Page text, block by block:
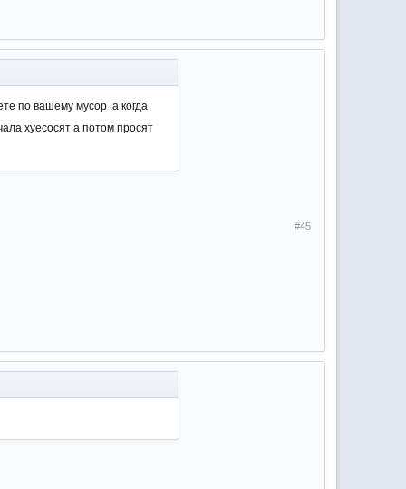
по вашему мусор .а когда
хуесосят а потом просят
#45